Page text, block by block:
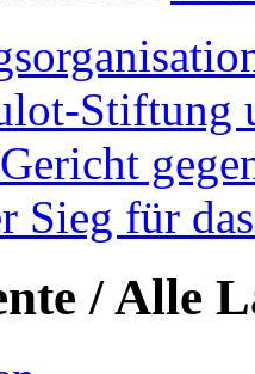
Stiftung
Sieg für
/ Alle